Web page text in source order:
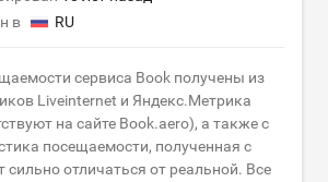
в
RU
сервиса Book получены из
Liveinternet и Яндекс.Метрика
на сайте Book.aero), а также с
посещаемости, полученная с
сильно отличаться от реальной. Все